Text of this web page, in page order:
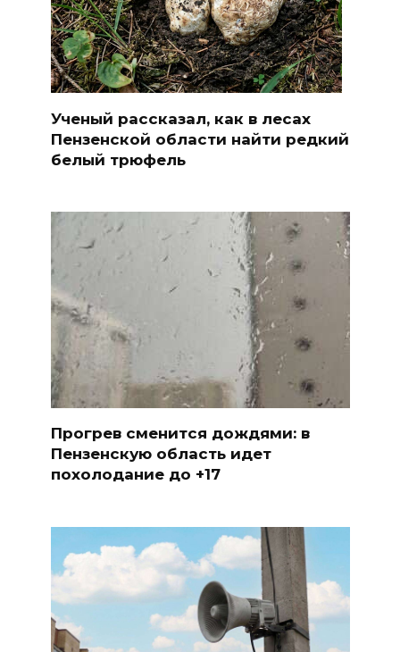
Ученый рассказал, как в лесах
Пензенской области найти редкий
белый трюфель
Прогрев сменится дождями: в
Пензенскую область идет
похолодание до +17